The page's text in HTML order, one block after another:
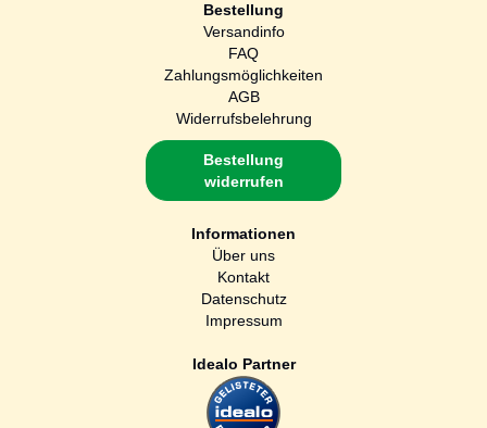
Bestellung
Versandinfo
FAQ
Zahlungsmöglichkeiten
AGB
Widerrufsbelehrung
Bestellung
widerrufen
Informationen
Über uns
Kontakt
Datenschutz
Impressum
Idealo Partner